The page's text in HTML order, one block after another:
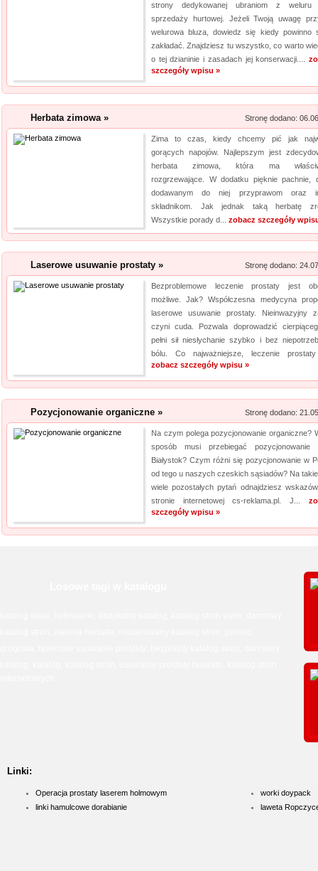
Michałkowo. Oczywiście
dopasowan...
HYDRO-PLAN
sytuacjach. Niedopełnienie
operaty wodnoprawne. Są
Plan opracowuje plany...
strony dedykowanej ubraniom z weluru
sprzedaży hurtowej. Jeżeli Twoją uwagę
welurowa bluza, dowiedz się kiedy powinno
zakładać. Znajdziesz tu wszystko, co warto
o tej dzianinie i zasadach jej konserwacji....
szczegóły wpisu »
Herbata zimowa » Stronę dodano:
Zima to czas, kiedy chcemy pić jak
gorących napojów. Najlepszym jest
herbata zimowa, która ma
rozgrzewające. W dodatku pięknie pachnie,
dodawanym do niej przyprawom oraz
składnikom. Jak jednak taką herbatę
Wszystkie porady d... zobacz szczegóły
Laserowe usuwanie prostaty » Stronę dodano:
Bezproblemowe leczenie prostaty jest
możliwe. Jak? Współczesna medycyna
laserowe usuwanie prostaty. Nieinwazyjny
czyni cuda. Pozwala doprowadzić
pełni sił niesłychanie szybko i bez
bólu. Co najważniejsze, leczenie
zobacz szczegóły wpisu »
Pozycjonowanie organiczne » Stronę dodano:
Na czym polega pozycjonowanie organiczne?
sposób musi przebiegać pozycjonowanie
Białystok? Czym różni się pozycjonowanie w
od tego u naszych czeskich sąsiadów? Na
wiele pozostałych pytań odnajdziesz
stronie internetowej cs-reklama.pl. J...
szczegóły wpisu »
Linki:
Operacja prostaty laserem holmowym
linki hamulcowe dorabianie
worki doypack
laweta